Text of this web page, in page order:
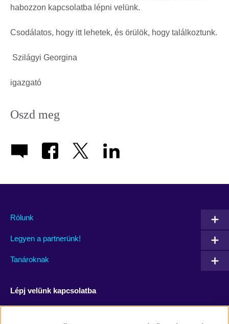
habozzon kapcsolatba lépni velünk.
Csodálatos, hogy itt lehetek, és örülök, hogy találkoztunk.
Szilágyi Georgina
igazgató
Oszd meg
Rólunk
Legyen a partnerünk!
Tanároknak
Lépj velünk kapcsolatba